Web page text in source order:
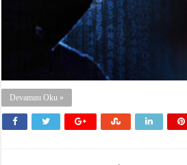
Devamını Oku »